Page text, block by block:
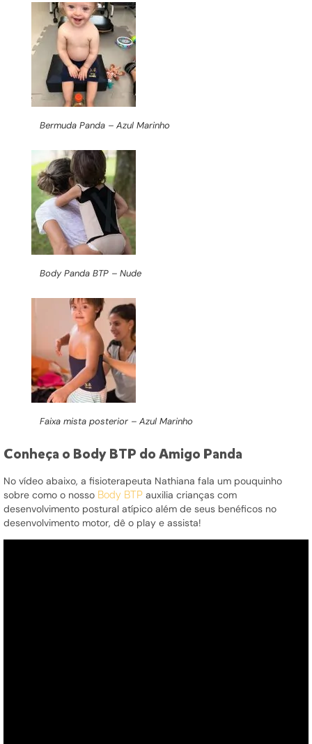
Bermuda Panda – Azul Marinho
Body Panda BTP – Nude
Faixa mista posterior – Azul Marinho
Conheça o Body BTP do Amigo Panda
No vídeo abaixo, a fisioterapeuta Nathiana fala um pouquinho
sobre como o nosso Body BTP auxilia crianças com
desenvolvimento postural atípico além de seus benéficos no
desenvolvimento motor, dê o play e assista!